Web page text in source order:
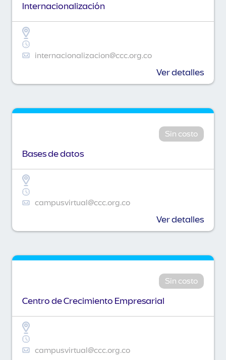
Internacionalización
internacionalizacion@ccc.org.co
Ver detalles
Sin costo
Bases de datos
campusvirtual@ccc.org.co
Ver detalles
Sin costo
Centro de Crecimiento Empresarial
campusvirtual@ccc.org.co